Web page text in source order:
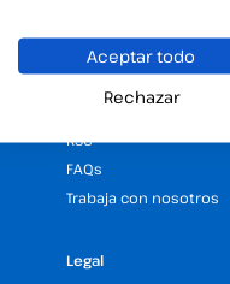
Blog
RSC
FAQs
Trabaja con nosotros
Legal
Aceptar todo
Rechazar